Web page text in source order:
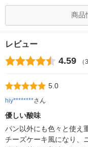
商品
レビュー
4.59 （
5.0
hiy********さん
優しい酸味
パン以外にも色々と使え
チーズケーキ風になり、